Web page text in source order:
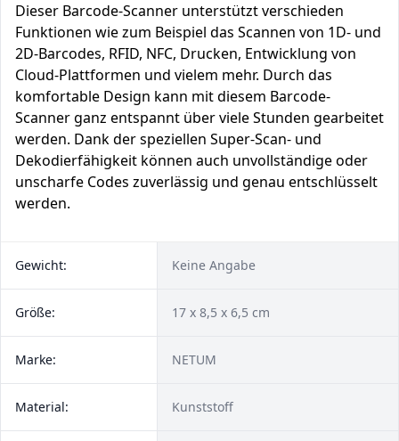
Dieser Barcode-Scanner unterstützt verschieden
Funktionen wie zum Beispiel das Scannen von 1D- und
2D-Barcodes, RFID, NFC, Drucken, Entwicklung von
Cloud-Plattformen und vielem mehr. Durch das
komfortable Design kann mit diesem Barcode-
Scanner ganz entspannt über viele Stunden gearbeitet
werden. Dank der speziellen Super-Scan- und
Dekodierfähigkeit können auch unvollständige oder
unscharfe Codes zuverlässig und genau entschlüsselt
werden.
Gewicht: Keine Angabe
Größe: 17 x 8,5 x 6,5 cm
Marke: NETUM
Material: Kunststoff